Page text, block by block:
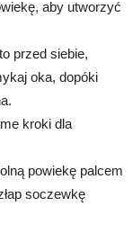
aby utworzyć
przed siebie,
oka, dopóki
kroki dla
powiekę palcem
soczewkę